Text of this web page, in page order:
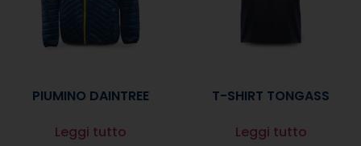
PIUMINO DAINTREE
Leggi tutto
T-SHIRT TONGASS
Leggi tutto